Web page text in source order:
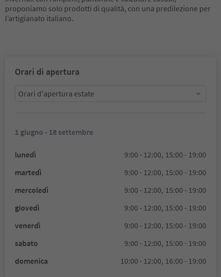
proponiamo solo prodotti di qualità, con una predilezione per
l’artigianato italiano.
Orari di apertura
Orari d'apertura estate
1 giugno - 18 settembre
lunedì 9:00 - 12:00, 15:00 - 19:00
martedì
9:00 - 12:00, 15:00 - 19:00
mercoledì
9:00 - 12:00, 15:00 - 19:00
giovedì
9:00 - 12:00, 15:00 - 19:00
venerdì
9:00 - 12:00, 15:00 - 19:00
sabato
9:00 - 12:00, 15:00 - 19:00
domenica
10:00 - 12:00, 16:00 - 19:00